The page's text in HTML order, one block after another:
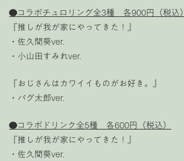
●コラボチュロリング全3種 各900円（税込）
『推しが我が家にやってきた！』
・佐久間葵ver.
・小山田すみれver.
『おじさんはカワイイものがお好き。』
・パグ太郎ver.
●コラボドリンク全5種 各600円（税込）
『推しが我が家にやってきた！』
・佐久間葵ver.